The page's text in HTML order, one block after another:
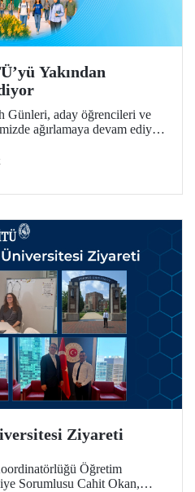
Yakından
Günleri, aday öğrencileri ve
ağırlamaya devam ediyor.
bilgi vermeye devam
Ziyareti
Öğretim
Sorumlusu Cahit Okan,